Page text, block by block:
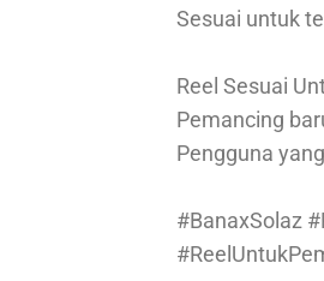
Sesuai untuk
Reel Sesuai
Pemancing
Pengguna
#BanaxSolaz